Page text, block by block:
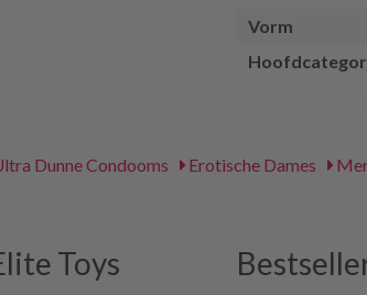
Vorm
Dunne Condooms Erotische Dames
Toys